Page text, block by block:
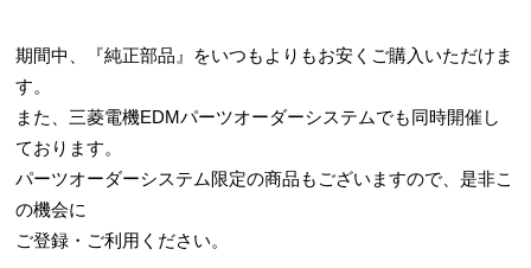
期間中、『純正部品』をいつもよりもお安くご購入いただけま
す。
また、三菱電機EDMパーツオーダーシステムでも同時開催し
ております。
パーツオーダーシステム限定の商品もございますので、是非こ
の機会に
ご登録・ご利用ください。